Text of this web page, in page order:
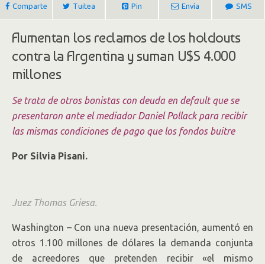
Comparte Tuitea Pin Envía SMS
Aumentan los reclamos de los holdouts
contra la Argentina y suman U$S 4.000
millones
Se trata de otros bonistas con deuda en default que se
presentaron ante el mediador Daniel Pollack para recibir
las mismas condiciones de pago que los fondos buitre
Por Silvia Pisani.
Juez Thomas Griesa.
Washington – Con una nueva presentación, aumentó en
otros 1.100 millones de dólares la demanda conjunta
de acreedores que pretenden recibir «el mismo